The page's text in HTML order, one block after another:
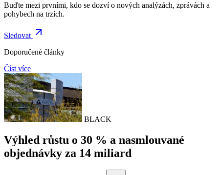
Buďte mezi prvními, kdo se dozví o nových analýzách, zprávách a
pohybech na trzích.
Sledovat
Doporučené články
Číst více
BLACK
Výhled růstu o 30 % a nasmlouvané
objednávky za 14 miliard